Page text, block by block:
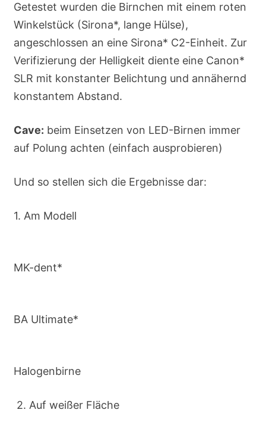
Getestet wurden die Birnchen mit einem roten
Winkelstück (Sirona*, lange Hülse),
angeschlossen an eine Sirona* C2-Einheit. Zur
Verifizierung der Helligkeit diente eine Canon*
SLR mit konstanter Belichtung und annähernd
konstantem Abstand.
Cave: beim Einsetzen von LED-Birnen immer
auf Polung achten (einfach ausprobieren)
Und so stellen sich die Ergebnisse dar:
1. Am Modell
MK-dent*
BA Ultimate*
Halogenbirne
2. Auf weißer Fläche